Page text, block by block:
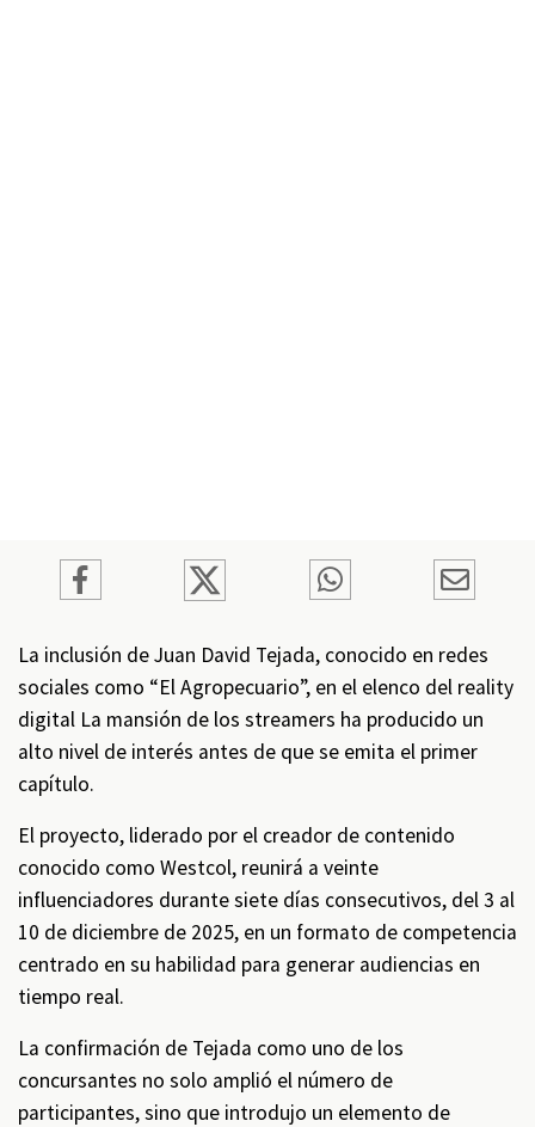
La inclusión de Juan David Tejada, conocido en redes
sociales como “El Agropecuario”, en el elenco del reality
digital La mansión de los streamers ha producido un
alto nivel de interés antes de que se emita el primer
capítulo.
El proyecto, liderado por el creador de contenido
conocido como Westcol, reunirá a veinte
influenciadores durante siete días consecutivos, del 3 al
10 de diciembre de 2025, en un formato de competencia
centrado en su habilidad para generar audiencias en
tiempo real.
La confirmación de Tejada como uno de los
concursantes no solo amplió el número de
participantes, sino que introdujo un elemento de